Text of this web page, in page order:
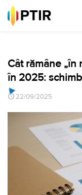
Cât rămâne
în 2025:
22/09/2025